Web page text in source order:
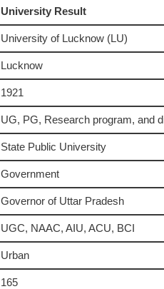
University Result
University of Lucknow (LU)
Lucknow
1921
UG, PG, Research program, and
State Public University
Government
Governor of Uttar Pradesh
UGC, NAAC, AIU, ACU, BCI
Urban
165